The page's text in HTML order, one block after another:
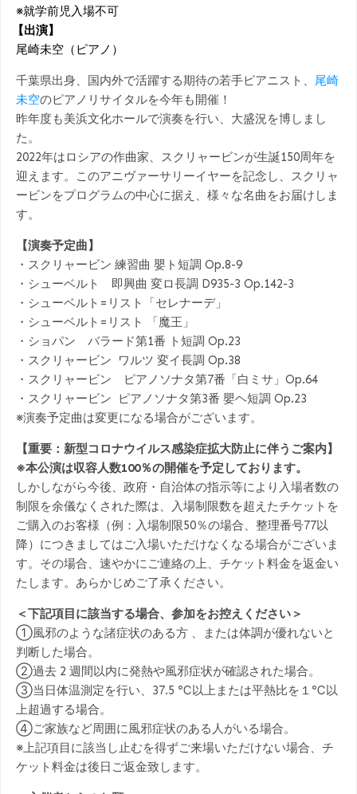
※就学前児入場不可
【出演】
尾崎未空（ピアノ）
千葉県出身、国内外で活躍する期待の若手ピアニスト、 尾崎
未空のピアノリサイタルを今年も開催！
昨年度も美浜文化ホールで演奏を行い、大盛況を博しまし
た。
2022年はロシアの作曲家、スクリャービンが生誕150周年を
迎えます。このアニヴァーサリーイヤーを記念し、スクリャ
ービンをプログラムの中心に据え、様々な名曲をお届けしま
す。
【演奏予定曲】
・スクリャービン 練習曲 嬰ト短調 Op.8-9
・シューベルト 即興曲 変ロ長調 D935-3 Op.142-3
・シューベルト=リスト「セレナーデ」
・シューベルト=リスト 「魔王」
・ショパン バラード第1番 ト短調 Op.23
・スクリャービン ワルツ 変イ長調 Op.38
・スクリャービン ピアノソナタ第7番「白ミサ」Op.64
・スクリャービン ピアノソナタ第3番 嬰ヘ短調 Op.23
※演奏予定曲は変更になる場合がございます。
【重要：新型コロナウイルス感染症拡大防止に伴うご案内】
※本公演は収容人数100％の開催を予定しております。
しかしながら今後、政府・自治体の指示等により入場者数の
制限を余儀なくされた際は、入場制限数を超えたチケットを
ご購入のお客様（例：入場制限50％の場合、整理番号77以
降）につきましてはご入場いただけなくなる場合がございま
す。その場合、速やかにご連絡の上、チケット料金を返金い
たします。あらかじめご了承ください。
＜下記項目に該当する場合、参加をお控えください＞
①風邪のような諸症状のある方 、または体調が優れないと
判断した場合。
②過去 2 週間以内に発熱や風邪症状が確認された場合。
③当日体温測定を行い、37.5 ℃以上または平熱比を１℃以
上超過する場合。
④ご家族など周囲に風邪症状のある人がいる場合。
※上記項目に該当し止むを得ずご来場いただけない場合、チ
ケット料金は後日ご返金致します。